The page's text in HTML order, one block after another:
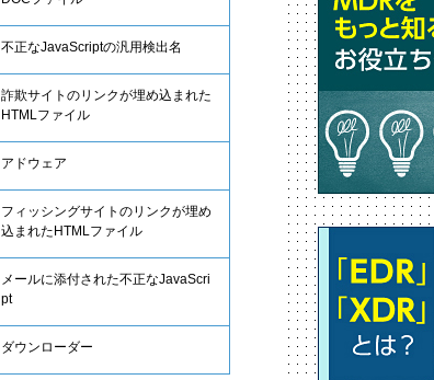
不正なJavaScriptの汎用検出名
詐欺サイトのリンクが埋め込まれた
HTMLファイル
アドウェア
フィッシングサイトのリンクが埋め
込まれたHTMLファイル
メールに添付された不正なJavaScri
pt
ダウンローダー